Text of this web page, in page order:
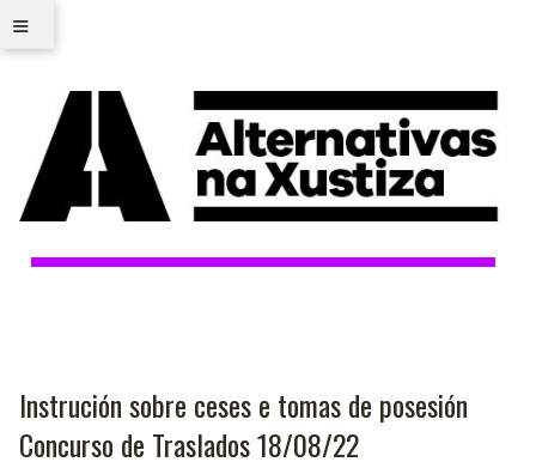
≡
Instrución sobre ceses e tomas de posesión
Concurso de Traslados 18/08/22